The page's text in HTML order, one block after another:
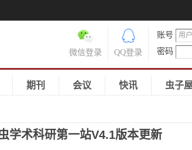
账号
密码
QQ登录
微信登录
期刊 会议 快讯 虫子
学术科研第一站V4.1版本更新